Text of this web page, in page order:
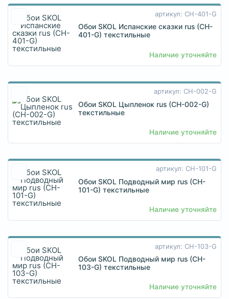
артикул: CH-401-G
Обои SKOL Испанские сказки rus (CH-
401-G) текстильные
Наличие уточняйте
артикул: CH-002-G
Обои SKOL Цыпленок rus (CH-002-G)
текстильные
Наличие уточняйте
артикул: CH-101-G
Обои SKOL Подводный мир rus (CH-
101-G) текстильные
Наличие уточняйте
артикул: CH-103-G
Обои SKOL Подводный мир rus (CH-
103-G) текстильные
Наличие уточняйте